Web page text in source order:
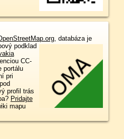
, databáza je
podklad
CC-
portálu
pri
profil trás
Pridajte
mapu